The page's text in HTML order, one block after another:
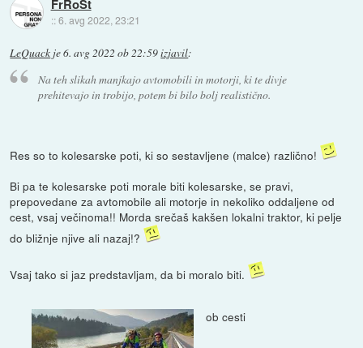
FrRoSt
::6. avg 2022, 23:21
LeQuack je6. avg 2022 ob 22:59izjavil:
Na teh slikah manjkajo avtomobili in motorji, ki te divje
prehitevajo in trobijo, potem bi bilo bolj realistično.
Res so to kolesarske poti, ki so sestavljene (malce) različno!
Bi pa te kolesarske poti morale biti kolesarske, se pravi,
prepovedane za avtomobile ali motorje in nekoliko oddaljene od
cest, vsaj večinoma!! Morda srečaš kakšen lokalni traktor, ki pelje
do bližnje njive ali nazaj!?
Vsaj tako si jaz predstavljam, da bi moralo biti.
ob cesti